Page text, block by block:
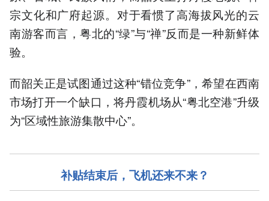
宗文化和广府起源。对于看惯了高海拔风光的云
南游客而言，粤北的“绿”与“禅”反而是一种新鲜体
验。
而韶关正是试图通过这种“错位竞争”，希望在西南
市场打开一个缺口，将丹霞机场从“粤北空港”升级
为“区域性旅游集散中心”。
补贴结束后，飞机还来不来？